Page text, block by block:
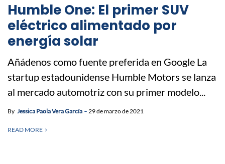
Humble One: El primer SUV
eléctrico alimentado por
energía solar
Añádenos como fuente preferida en Google La
startup estadounidense Humble Motors se lanza
al mercado automotriz con su primer modelo...
By Jessica Paola Vera García 29 de marzo de 2021
READ MORE